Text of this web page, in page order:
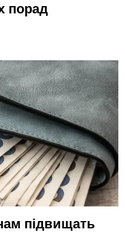
порад
підвищать